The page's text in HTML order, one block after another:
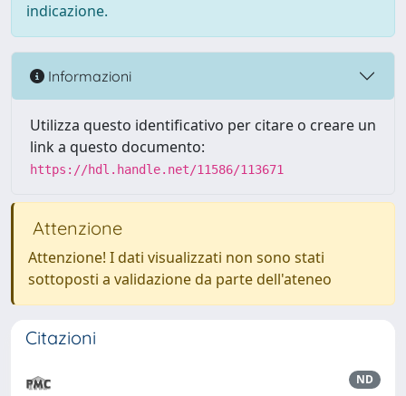
indicazione.
Informazioni
Utilizza questo identificativo per citare o creare un
link a questo documento:
https://hdl.handle.net/11586/113671
Attenzione
Attenzione! I dati visualizzati non sono stati
sottoposti a validazione da parte dell'ateneo
Citazioni
ND